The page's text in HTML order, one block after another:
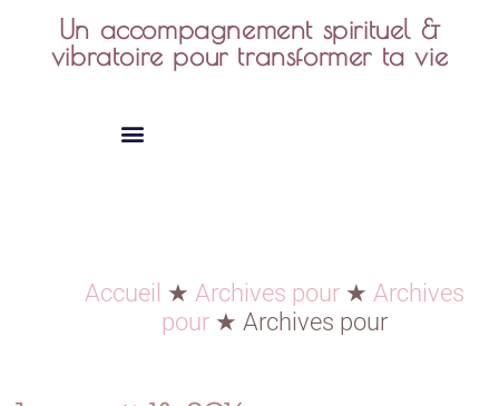
Un accompagnement spirituel &
vibratoire pour transformer ta vie
Accueil ★ Archives pour ★ Archives
pour ★ Archives pour